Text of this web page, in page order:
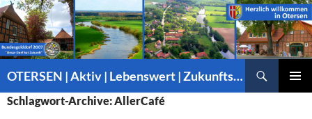
OTERSEN | Aktiv | Lebenswert | Zukunftsorientiert – mitten in Niedersachsen
INHALT
Schlagwort-Archive: AllerCafé